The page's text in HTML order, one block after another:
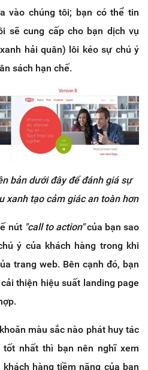
vào chúng tôi; bạn có thể tin
sẽ cung cấp cho bạn dịch vụ
hải quân) lôi kéo sự chú ý
sách hạn chế.
bản dưới đây để đánh giá sự
xanh tạo cảm giác an toàn hơn
nút "call to action"của bạn sao
ý của khách hàng trong khi
trang web. Bên cạnh đó, bạn
thiện hiệu suất landing page
màu sắc nào phát huy tác
nhất thì bạn nên nghĩ xem
hàng tiềm năng của bạn